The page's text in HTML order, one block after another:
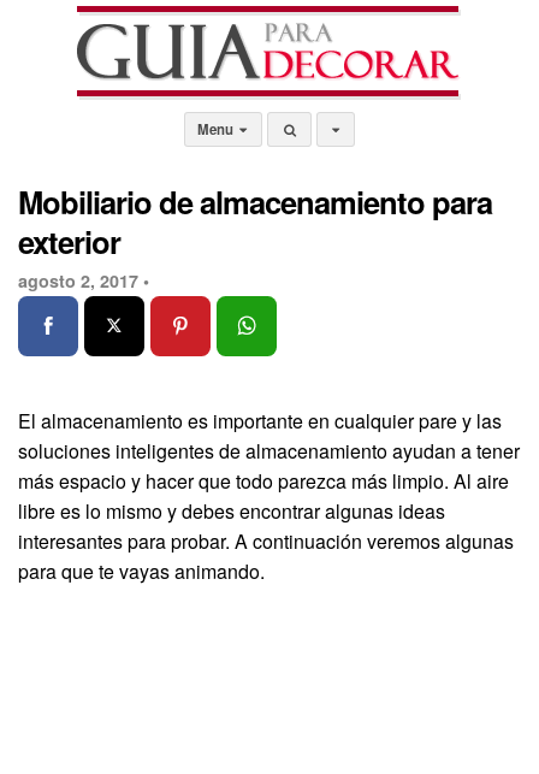
Menu
Mobiliario de almacenamiento para
exterior
agosto 2, 2017 •
El almacenamiento es importante en cualquier pare y las
soluciones inteligentes de almacenamiento ayudan a tener
más espacio y hacer que todo parezca más limpio. Al aire
libre es lo mismo y debes encontrar algunas ideas
interesantes para probar. A continuación veremos algunas
para que te vayas animando.